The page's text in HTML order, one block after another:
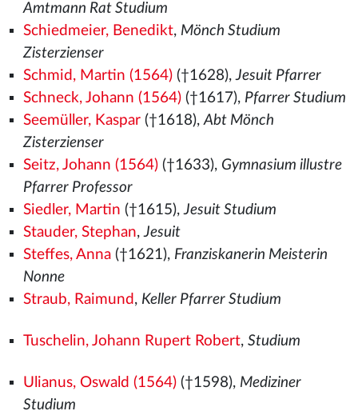
Amtmann Rat Studium
Schiedmeier, Benedikt, Mönch Studium
Zisterzienser
Schmid, Martin (1564)(†1628),Jesuit Pfarrer
Schneck, Johann (1564)(†1617), Pfarrer Studium
Seemüller, Kaspar(†1618),Abt Mönch
Zisterzienser
Seitz, Johann (1564)(†1633), Gymnasium illustre
Pfarrer Professor
Siedler, Martin (†1615),Jesuit Studium
Stauder, Stephan,Jesuit
Steffes, Anna(†1621), Franziskanerin Meisterin
Nonne
Straub, Raimund , Keller Pfarrer Studium
Tuschelin, Johann Rupert Robert, Studium
Ulianus, Oswald (1564)(†1598), Mediziner
Studium